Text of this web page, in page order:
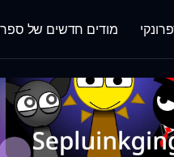
מודים חדשים של